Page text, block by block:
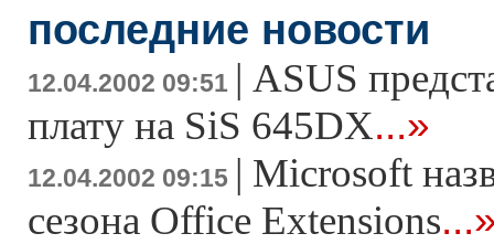
последние новости
12.04.2002 09:51 | ASUS
плату на SiS 645DX...»
12.04.2002 09:15 | Microsoft
сезона Office Extensions